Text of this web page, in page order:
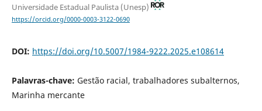
Universidade Estadual Paulista (Unesp)
https://orcid.org/0000-0003-3122-0690
DOI: https://doi.org/10.5007/1984-9222.2025.e108614
Palavras-chave: Gestão racial, trabalhadores subalternos,
Marinha mercante